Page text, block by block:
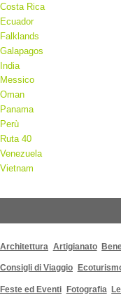
Costa Rica
Ecuador
Falklands
Galapagos
India
Messico
Oman
Panama
Perù
Ruta 40
Venezuela
Vietnam
Architettura Artigianato
Consigli di Viaggio
Feste ed Eventi Fotografia